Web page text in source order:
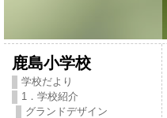
鹿島小学校
学校だより
1．学校紹介
グランドデザイン